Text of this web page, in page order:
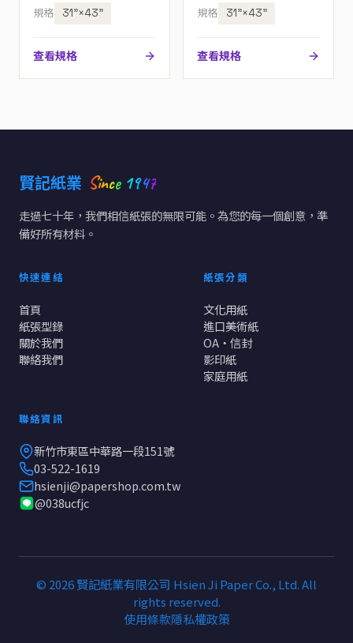
規格 31”×43”
查看規格
規格 31”×43”
查看規格
賢記紙業 Since 1947
走過七十年，我們相信紙張的無限可能。為您的每一個創意，準
備好所有材料。
快速連結
首頁
紙張型錄
關於我們
聯絡我們
紙張分類
文化用紙
進口美術紙
OA・信封
影印紙
家庭用紙
聯絡資訊
新竹市東區中華路一段151號
03-522-1619
hsienji@papershop.com.tw
@038ucfjc
© 2026 賢記紙業有限公司 Hsien Ji Paper Co., Ltd. All
rights reserved.
使用條款隱私權政策